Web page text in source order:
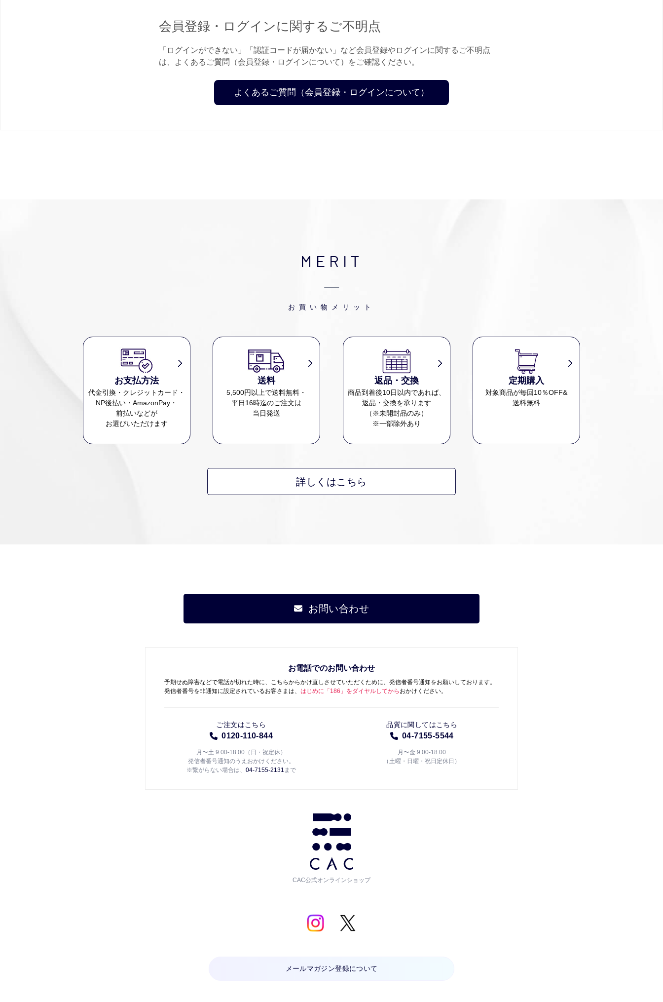
会員登録・ログインに関するご不明点
「ログインができない」「認証コードが届かない」など会員登録やログインに関するご不明点
は、よくあるご質問（会員登録・ログインについて）をご確認ください。
よくあるご質問（会員登録・ログインについて）
MERIT
お買い物メリット
お支払方法
代金引換・クレジットカード・
NP後払い・AmazonPay・
前払いなどが
お選びいただけます
送料
5,500円以上で送料無料・
平日16時迄のご注文は
当日発送
返品・交換
商品到着後10日以内であれば、
返品・交換を承ります
（※未開封品のみ）
※一部除外あり
定期購入
対象商品が毎回10％OFF&
送料無料
詳しくはこちら
お問い合わせ
お電話でのお問い合わせ
予期せぬ障害などで電話が切れた時に、こちらからかけ直しさせていただくために、発信者番号通知をお願いしております。
発信者番号を非通知に設定されているお客さまは、 はじめに「186」をダイヤルしてから おかけください。
ご注文はこちら
0120-110-844
月〜土 9:00-18:00（日・祝定休）
発信者番号通知のうえおかけください。
※繋がらない場合は、 04-7155-2131 まで
品質に関してはこちら
04-7155-5544
月〜金 9:00-18:00
（土曜・日曜・祝日定休日）
CAC公式オンラインショップ
メールマガジン登録について